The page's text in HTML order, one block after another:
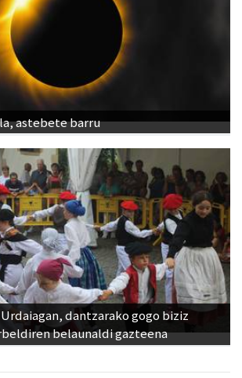
astebete barru
dantzarako gogo biziz
belaunaldi gazteena